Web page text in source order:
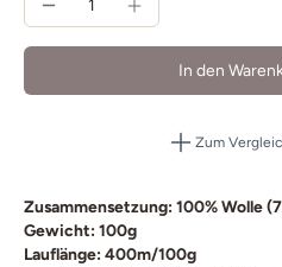
In den
Zum
Zusammensetzung: 100% Wolle
Gewicht: 100g
Lauflänge: 400m/100g